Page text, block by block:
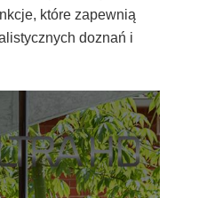
które zapewnią
doznań i